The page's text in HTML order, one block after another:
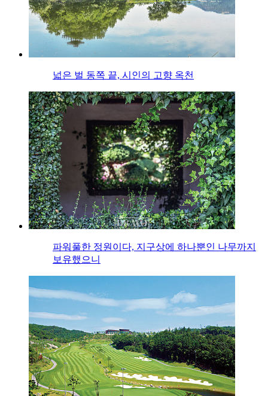
넓은 벌 동쪽 끝, 시인의 고향 옥천
파워풀한 정원이다, 지구상에 하나뿐인 나무까지
보유했으니